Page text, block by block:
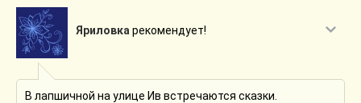
Яриловка рекомендует!
В лапшичной на улице Ив встречаются сказки.